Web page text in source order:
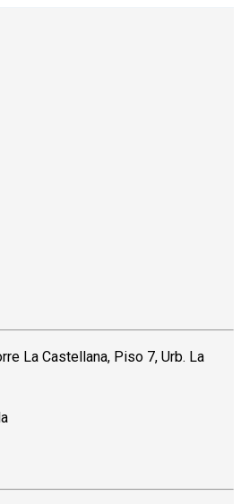
La Castellana, Piso 7, Urb. La